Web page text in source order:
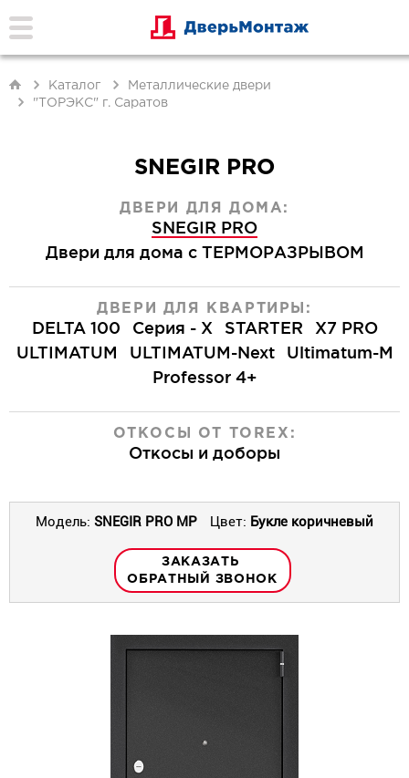
Каталог
Металлические двери
"ТОРЭКС" г. Саратов
SNEGIR PRO
ДВЕРИ ДЛЯ ДОМА:
SNEGIR PRO
Двери для дома с ТЕРМОРАЗРЫВОМ
ДВЕРИ ДЛЯ КВАРТИРЫ:
DELTA 100 Серия - X STARTER
X7 PRO
ULTIMATUM
ULTIMATUM-Next
Ultimatum-M
Professor 4+
ОТКОСЫ ОТ TOREX:
Откосы и доборы
Модель: SNEGIR PRO MP Цвет: Букле коричневый
ЗАКАЗАТЬ
ОБРАТНЫЙ ЗВОНОК